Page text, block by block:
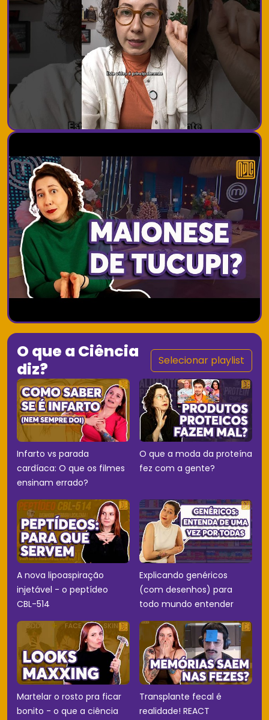
O que a Ciência
diz?
Selecionar playlist
Infarto vs parada
cardíaca: O que os filmes
ensinam errado?
O que a moda da proteína
fez com a gente?
A nova lipoaspiração
injetável - o peptídeo
CBL-514
Explicando genéricos
(com desenhos) para
todo mundo entender
Martelar o rosto pra ficar
bonito - o que a ciência
Transplante fecal é
realidade! REACT